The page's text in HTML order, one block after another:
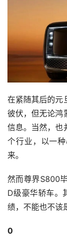
在紧随其后的元
彼伏，但无论鸿
信息。当然，也
个行业，以一
来。
然而尊界S800
D级豪华轿车。
绩，不能也不该
0